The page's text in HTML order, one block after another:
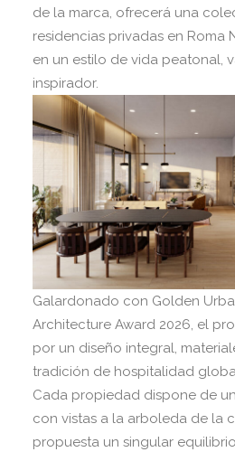
de la marca, ofrecerá una
residencias privadas en Roma
en un estilo de vida peatonal,
inspirador.
Galardonado con Golden
Architecture Award 2026, el
por un diseño integral,
tradición de hospitalidad
Cada propiedad dispone de
con vistas a la arboleda de la
propuesta un singular